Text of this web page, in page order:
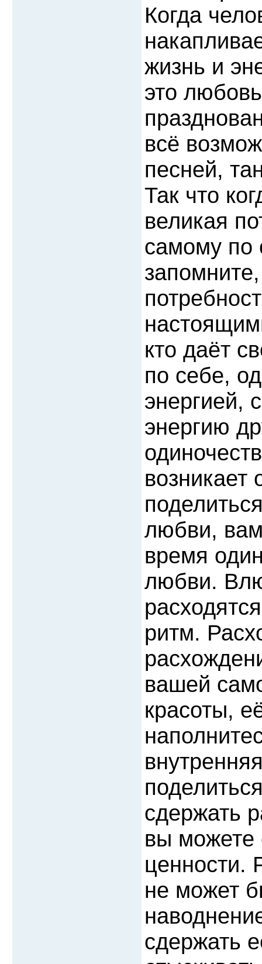
Когда
жизнь и
это
всё
песней,
Так что
великая
самому по
кто даёт
по себе,
энергией,
энергию
возникает
любви,
время
любви.
ритм.
вашей
красоты,
сдержать
вы можете
ценности.
не может
сдержать